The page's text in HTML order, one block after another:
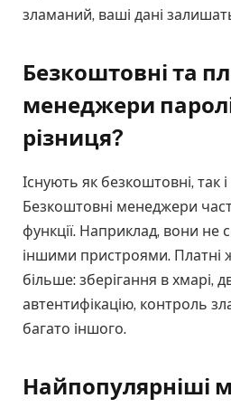
зламаний, ваші дані
Безкоштовні та
менеджери
різниця?
Існують як безкоштовні, так і
Безкоштовні менеджери
функції. Наприклад, вони не
іншими пристроями. Платні
більше: зберігання в хмарі,
автентифікацію, контроль
багато іншого.
Найпопулярніші